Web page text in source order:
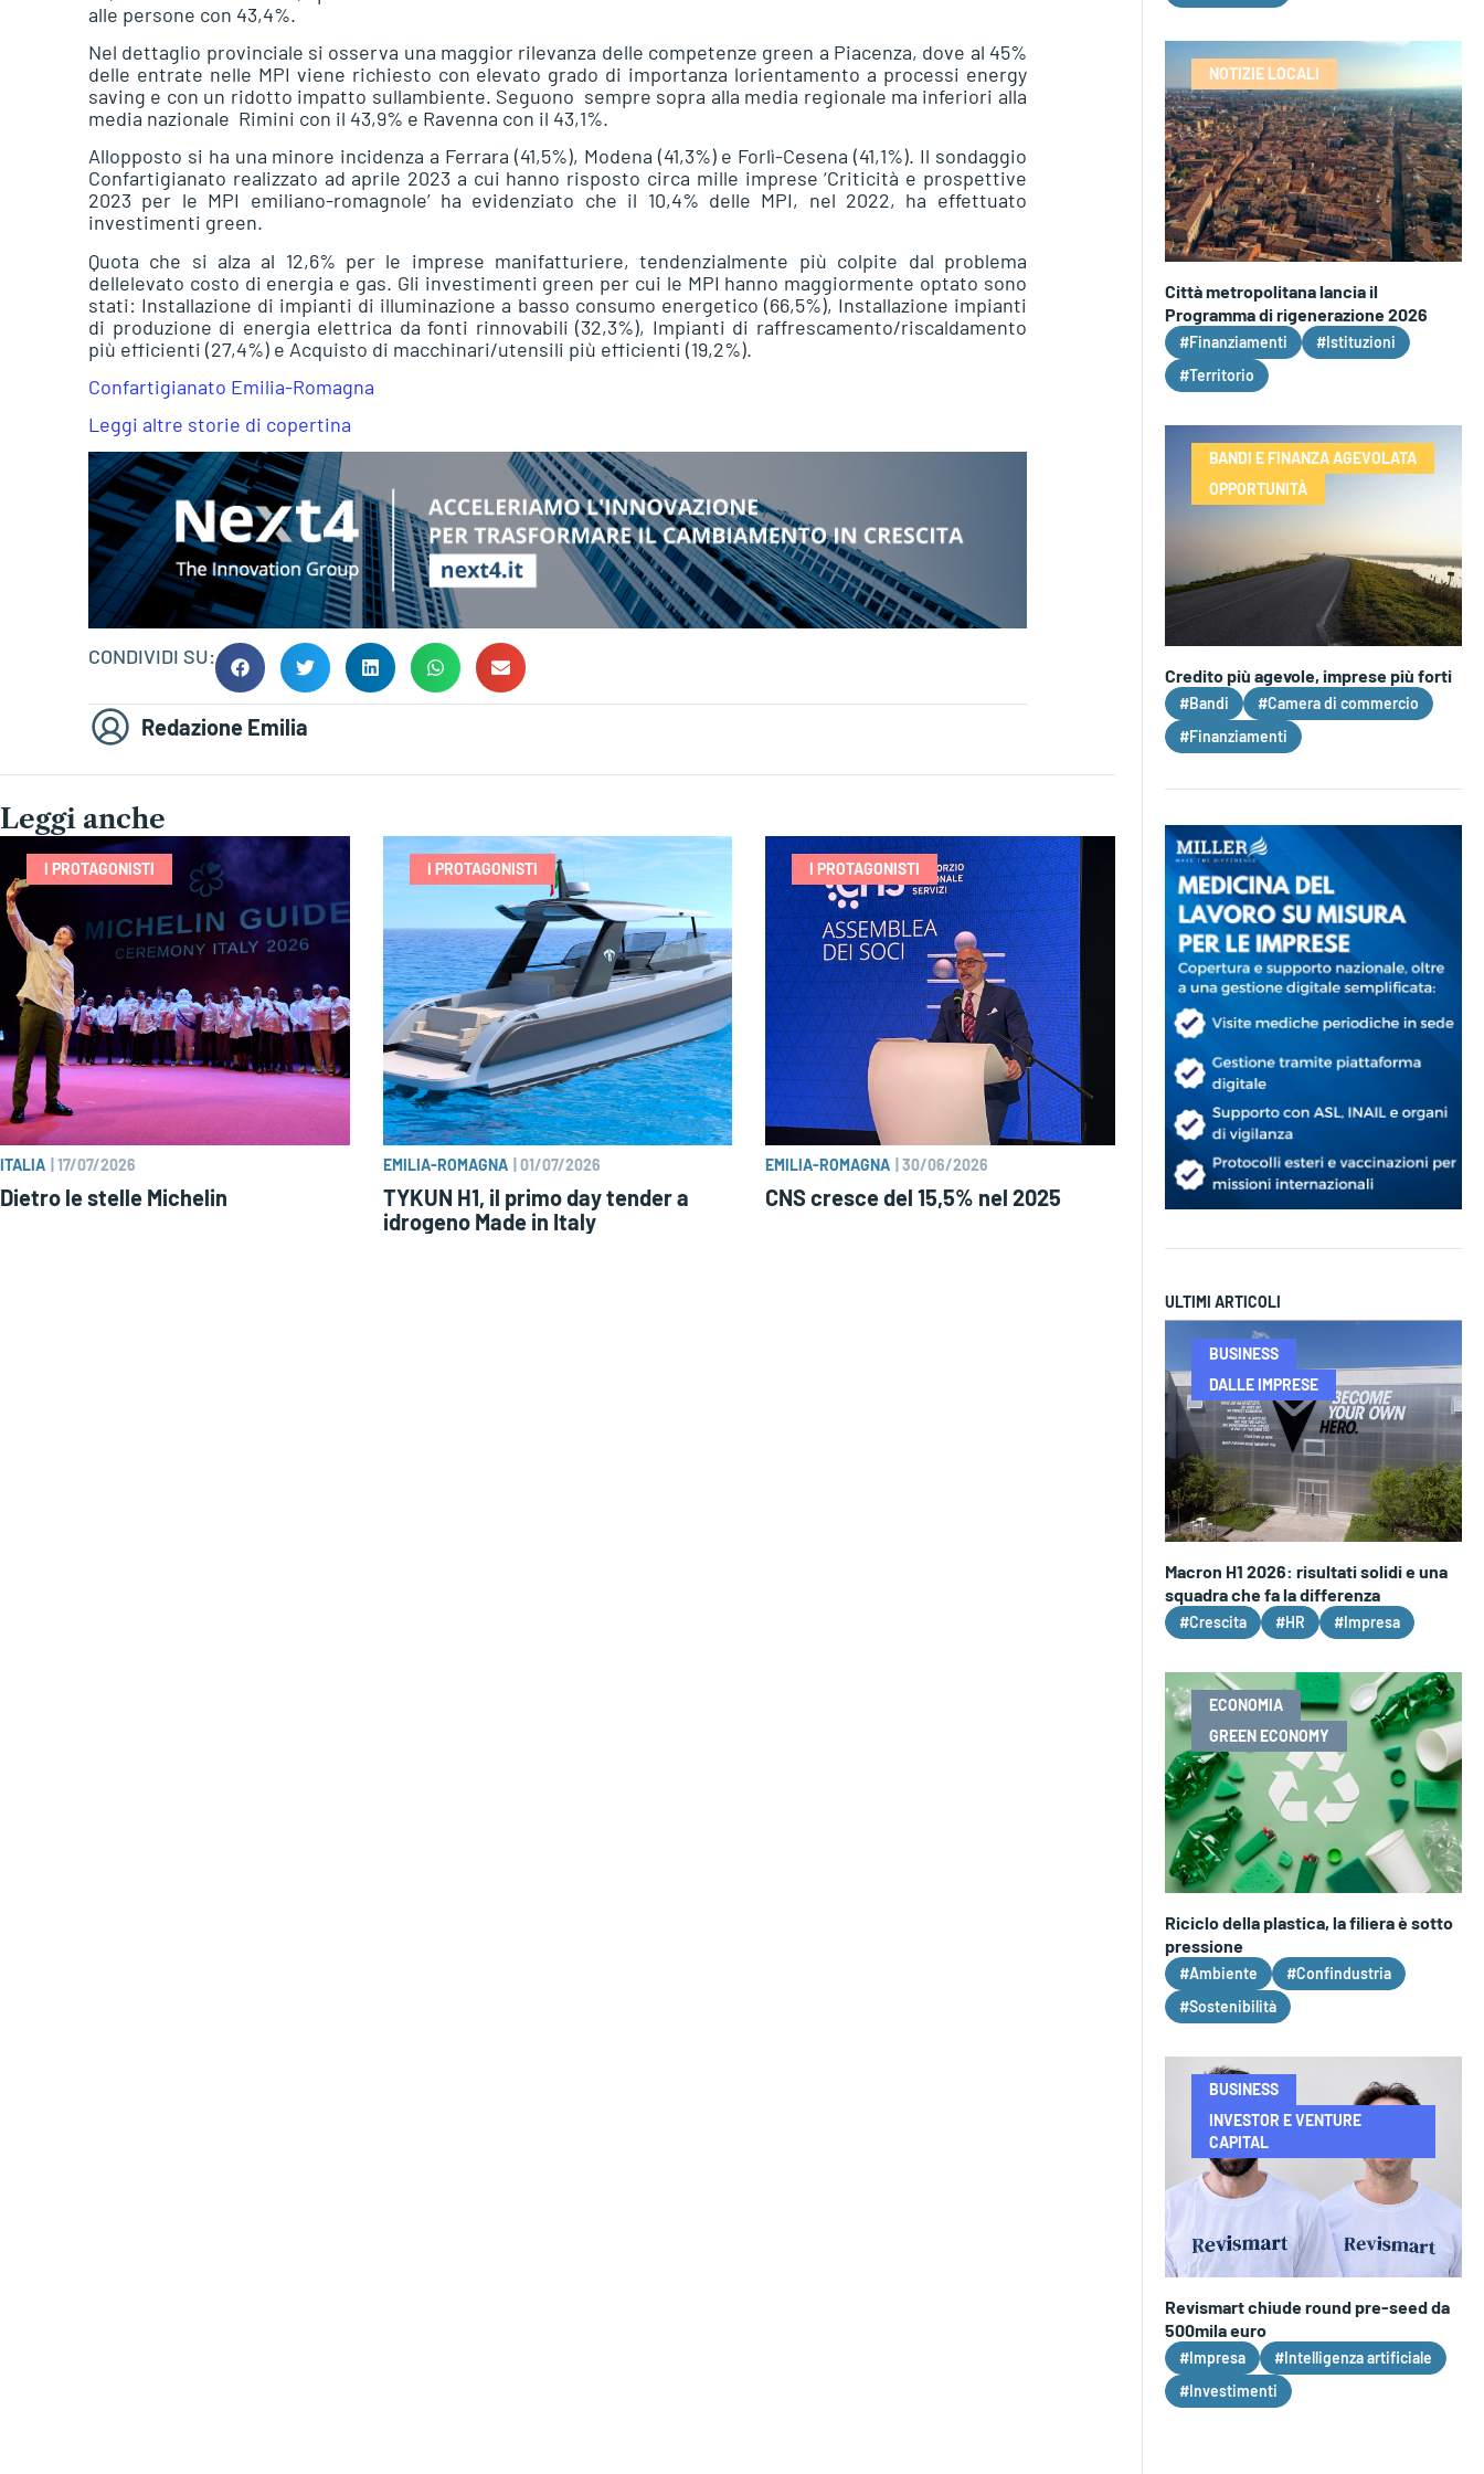
alle persone con 43,4%.
Nel dettaglio provinciale si osserva una maggior rilevanza delle competenze green a Piacenza, dove al 45%
delle entrate nelle MPI viene richiesto con elevato grado di importanza lorientamento a processi energy
saving e con un ridotto impatto sullambiente. Seguono  sempre sopra alla media regionale ma inferiori alla
media nazionale  Rimini con il 43,9% e Ravenna con il 43,1%.
Allopposto si ha una minore incidenza a Ferrara (41,5%), Modena (41,3%) e Forlì-Cesena (41,1%). Il sondaggio
Confartigianato realizzato ad aprile 2023 a cui hanno risposto circa mille imprese ‘Criticità e prospettive
2023 per le MPI emiliano-romagnole’ ha evidenziato che il 10,4% delle MPI, nel 2022, ha effettuato
investimenti green.
Quota che si alza al 12,6% per le imprese manifatturiere, tendenzialmente più colpite dal problema
dellelevato costo di energia e gas. Gli investimenti green per cui le MPI hanno maggiormente optato sono
stati: Installazione di impianti di illuminazione a basso consumo energetico (66,5%), Installazione impianti
di produzione di energia elettrica da fonti rinnovabili (32,3%), Impianti di raffrescamento/riscaldamento
più efficienti (27,4%) e Acquisto di macchinari/utensili più efficienti (19,2%).
Confartigianato Emilia-Romagna
Leggi altre storie di copertina
CONDIVIDI SU:
Redazione Emilia
Leggi anche
I PROTAGONISTI
ITALIA 17/07/2026
Dietro le stelle Michelin
I PROTAGONISTI
EMILIA-ROMAGNA 01/07/2026
TYKUN H1, il primo day tender a
idrogeno Made in Italy
I PROTAGONISTI
EMILIA-ROMAGNA |30/06/2026
CNS cresce del 15,5% nel 2025
NOTIZIE LOCALI
Città metropolitana lancia il
Programma di rigenerazione 2026
#Finanziamenti
#Istituzioni
#Territorio
BANDI E FINANZA AGEVOLATA
OPPORTUNITÀ
Credito più agevole, imprese più forti
#Bandi
#Camera di commercio
#Finanziamenti
ULTIMI ARTICOLI
BUSINESS
DALLE IMPRESE
Macron H1 2026: risultati solidi e una
squadra che fa la differenza
#Crescita #HR #Impresa
ECONOMIA
GREEN ECONOMY
Riciclo della plastica, la filiera è sotto
pressione
#Ambiente
#Confindustria
#Sostenibilità
BUSINESS
INVESTOR E VENTURE
CAPITAL
Revismart chiude round pre-seed da
500mila euro
#Impresa
#Intelligenza artificiale
#Investimenti